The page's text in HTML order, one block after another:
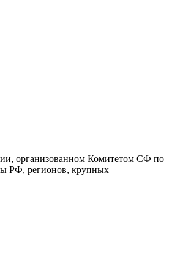
организованном Комитетом СФ по
РФ, регионов, крупных